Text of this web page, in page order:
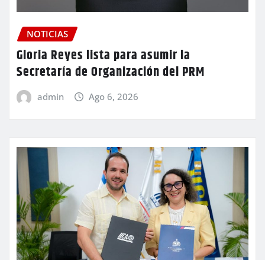
NOTICIAS
Gloria Reyes lista para asumir la
Secretaría de Organización del PRM
admin Ago 6, 2026